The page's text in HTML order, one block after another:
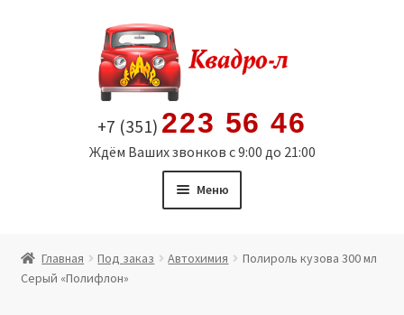
содержимому
+7 (351) 223 56 46
Ждём Ваших звонков с 9:00 до 21:00
Меню
Витрина
Главная Под заказ Автохимия
Полироль кузова 300 мл
Серый «Полифлон»